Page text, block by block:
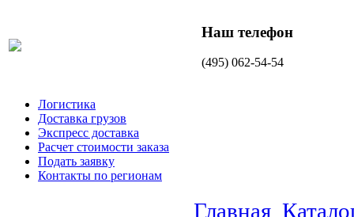
Наш телефон
(495) 062-54-54
Логистика
Доставка грузов
Экспресс доставка
Расчет стоимости заказа
Подать заявку
Контакты по регионам
Главная